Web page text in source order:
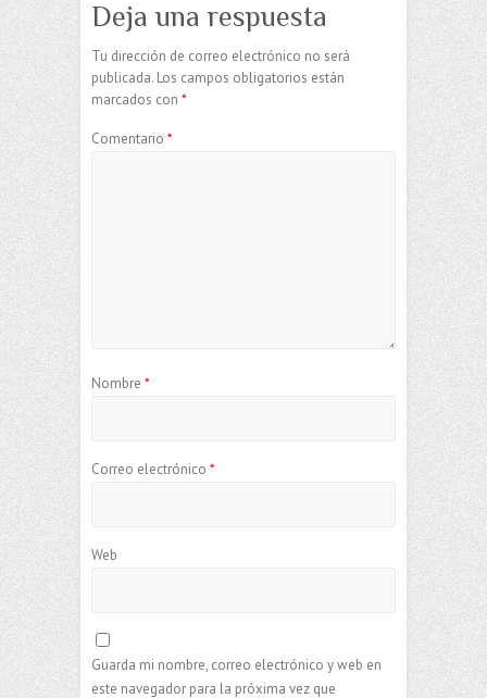
Deja una respuesta
Tu dirección de correo electrónico no será
publicada. Los campos obligatorios están
marcados con *
Comentario *
Nombre *
Correo electrónico *
Web
Guarda mi nombre, correo electrónico y web en
este navegador para la próxima vez que